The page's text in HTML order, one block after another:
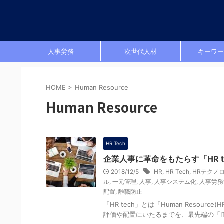
人事労務 次世代人材 キーワ
HOME > Human Resource
Human Resource
HR Tech
企業人事に革命をもたらす「HR
2018/12/5 HR, HR Tech, HRテクノ
ル, 一元管理, 人事, 人事システム化, 人事労
配置, 離職防止
「HR tech」とは「Human
評価や配置にいたるまでを、最先端の「